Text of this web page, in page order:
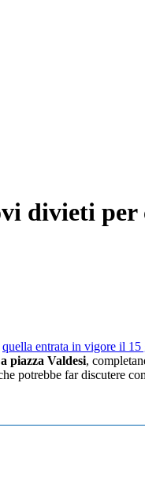
divieti
quella entrata in vigore il 15
piazza Valdesi,
potrebbe far discutere